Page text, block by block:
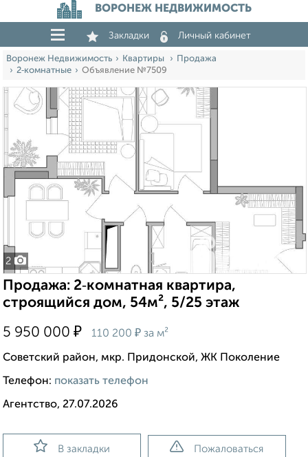
ВОРОНЕЖ НЕДВИЖИМОСТЬ
Закладки Личный кабинет
Воронеж Недвижимость Квартиры
Продажа
2‑комнатные
Объявление №7509
2
Продажа: 2‑комнатная квартира,
строящийся дом, 54м², 5/25 этаж
5 950 000 ₽ 110 200 ₽ за м²
Советский район, мкр. Придонской, ЖК Поколение
Телефон: показать телефон
Агентство, 27.07.2026
В закладки Пожаловаться